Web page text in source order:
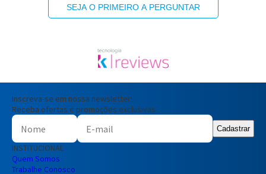
SEJA O PRIMEIRO A PERGUNTAR
Inscreva-se em nossa newsletter!
Receba ofertas e promoções exclusivas
Cadastrar
INSTITUCIONAL
Quem Somos
Trabalhe Conosco